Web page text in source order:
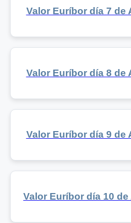
Valor Euríbor día 7 de
Valor Euríbor día 8 de
Valor Euríbor día 9 de
Valor Euríbor día 10